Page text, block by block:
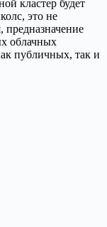
кластер будет
это не
предназначение
облачных
публичных, так и